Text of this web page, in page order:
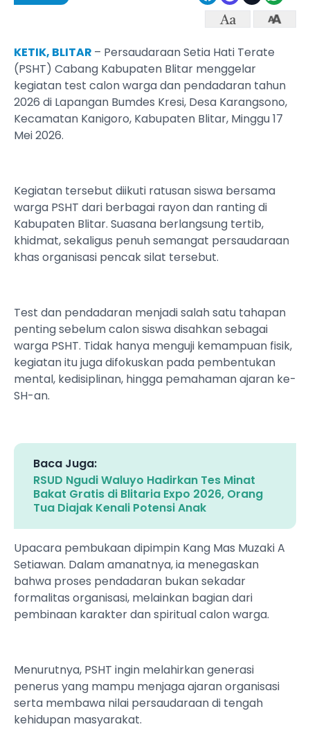
KETIK, BLITAR – Persaudaraan Setia Hati Terate
(PSHT) Cabang Kabupaten Blitar menggelar
kegiatan test calon warga dan pendadaran tahun
2026 di Lapangan Bumdes Kresi, Desa Karangsono,
Kecamatan Kanigoro, Kabupaten Blitar, Minggu 17
Mei 2026.
Kegiatan tersebut diikuti ratusan siswa bersama
warga PSHT dari berbagai rayon dan ranting di
Kabupaten Blitar. Suasana berlangsung tertib,
khidmat, sekaligus penuh semangat persaudaraan
khas organisasi pencak silat tersebut.
Test dan pendadaran menjadi salah satu tahapan
penting sebelum calon siswa disahkan sebagai
warga PSHT. Tidak hanya menguji kemampuan fisik,
kegiatan itu juga difokuskan pada pembentukan
mental, kedisiplinan, hingga pemahaman ajaran ke-
SH-an.
Baca Juga:
RSUD Ngudi Waluyo Hadirkan Tes Minat
Bakat Gratis di Blitaria Expo 2026, Orang
Tua Diajak Kenali Potensi Anak
Upacara pembukaan dipimpin Kang Mas Muzaki A
Setiawan. Dalam amanatnya, ia menegaskan
bahwa proses pendadaran bukan sekadar
formalitas organisasi, melainkan bagian dari
pembinaan karakter dan spiritual calon warga.
Menurutnya, PSHT ingin melahirkan generasi
penerus yang mampu menjaga ajaran organisasi
serta membawa nilai persaudaraan di tengah
kehidupan masyarakat.